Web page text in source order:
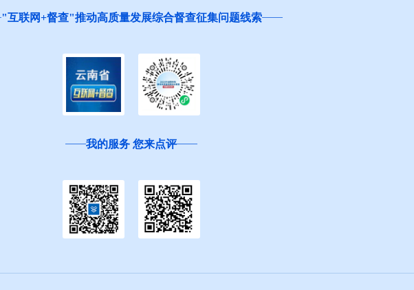
"互联网+督查"推动高质量发展综合督查征集问题线索
我的服务 您来点评